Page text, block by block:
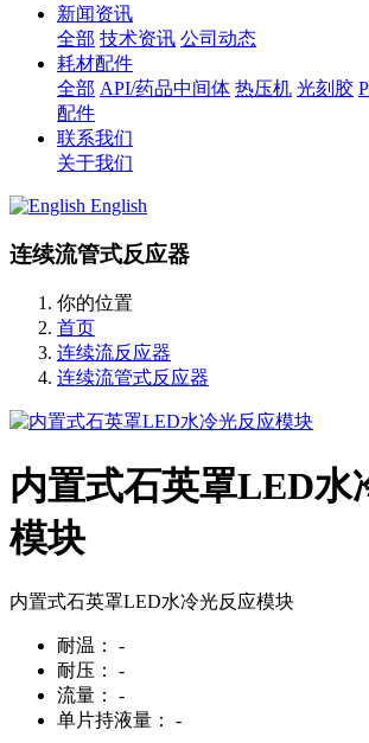
新闻资讯
全部 技术资讯 公司动态
耗材配件
全部 API/药品中间体 热压机 光刻胶
配件
联系我们
关于我们
English
连续流管式反应器
你的位置
首页
连续流反应器
连续流管式反应器
内置式石英罩LED水
模块
内置式石英罩LED水冷光反应模块
耐温：
-
耐压：
-
流量：
-
单片持液量：
-